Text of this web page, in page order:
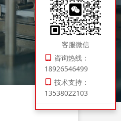
客服微信
咨询热线：
18926546499
技术支持：
13538022103